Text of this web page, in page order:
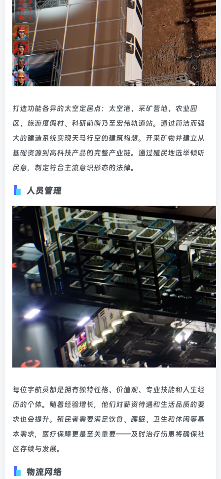
打造功能各异的太空定居点：太空港、采矿营地、农业园
区、旅游度假村、科研前哨乃至宏伟轨道站。通过简洁而强
大的建造系统实现天马行空的建筑构想。开采矿物并建立从
基础资源到高科技产品的完整产业链。通过殖民地选举倾听
民意，制定符合主流意识形态的法律。
人员管理
每位宇航员都是拥有独特性格、价值观、专业技能和人生经
历的个体。随着经验增长，他们对薪资待遇和生活品质的要
求也会提升。殖民者需要满足饮食、睡眠、卫生和休闲等基
本需求，医疗保障更是至关重要——及时治疗伤患将确保社
区存续与发展。
物流网络